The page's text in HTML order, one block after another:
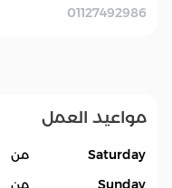
01127492986
مواعيد العمل
Saturday من
Sunday
من